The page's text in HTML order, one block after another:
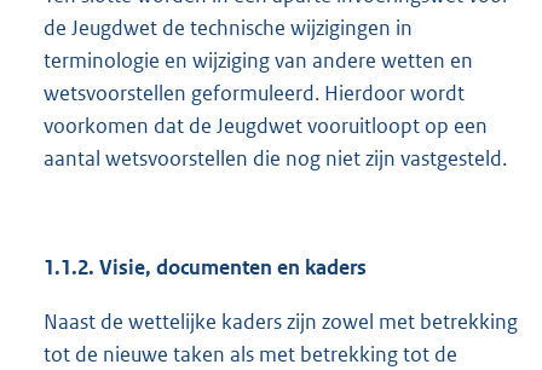
de Jeugdwet de technische wijzigingen in
terminologie en wijziging van andere wetten en
wetsvoorstellen geformuleerd. Hierdoor wordt
voorkomen dat de Jeugdwet vooruitloopt op een
aantal wetsvoorstellen die nog niet zijn vastgesteld.
1.1.2. Visie, documenten en kaders
Naast de wettelijke kaders zijn zowel met betrekking
tot de nieuwe taken als met betrekking tot de